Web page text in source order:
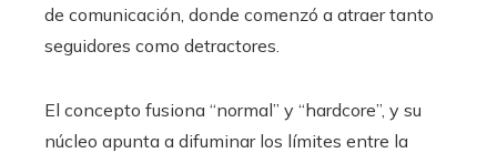
de comunicación, donde comenzó a atraer tanto
seguidores como detractores.
El concepto fusiona “normal” y “hardcore”, y su
núcleo apunta a difuminar los límites entre la